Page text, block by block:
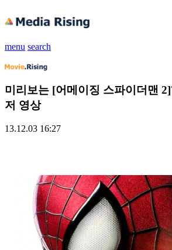
menu search
미리보는 [어메이징 스파이더맨
저 영상
13.12.03 16:27